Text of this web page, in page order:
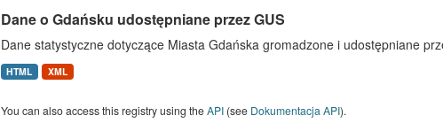
Dane o Gdańsku udostępniane przez GUS
Dane statystyczne dotyczące Miasta Gdańska gromadzone i udostępniane
HTML XML
You can also access this registry using theAPI(see Dokumentacja API).